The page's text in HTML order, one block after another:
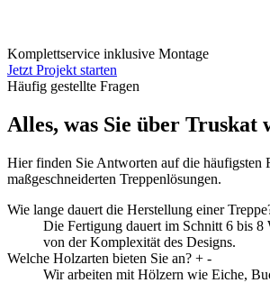
Komplettservice inklusive Montage
Jetzt Projekt starten
Häufig gestellte Fragen
Alles, was Sie über Truskat
Hier finden Sie Antworten auf die häufigsten
maßgeschneiderten Treppenlösungen.
Wie lange dauert die Herstellung einer
Die Fertigung dauert im Schnitt 6 bis 8
von der Komplexität des Designs.
Welche Holzarten bieten Sie an? + -
Wir arbeiten mit Hölzern wie Eiche,